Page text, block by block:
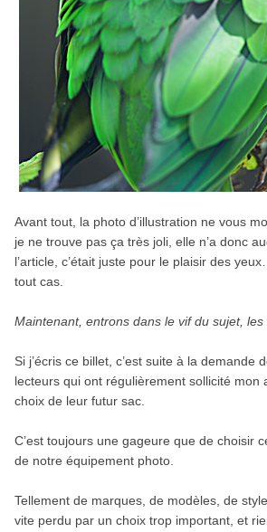
Avant tout, la photo d’illustration ne vous
je ne trouve pas ça très joli, elle n’a donc
l’article, c’était juste pour le plaisir des
tout cas.
Maintenant, entrons dans le vif du sujet, les
Si j’écris ce billet, c’est suite à la demande
lecteurs qui ont régulièrement sollicité mon
choix de leur futur sac.
C’est toujours une gageure que de choisir
de notre équipement photo.
Tellement de marques, de modèles, de
vite perdu par un choix trop important, et